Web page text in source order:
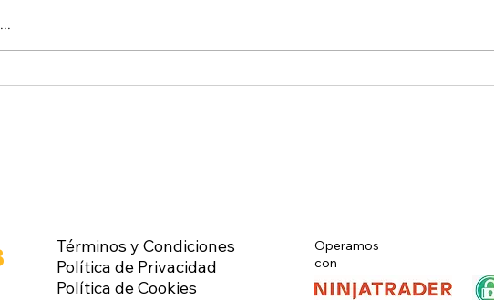
: Accesos
Términos y Condiciones
Política de Privacidad
Política de Cookies
Operamos
con